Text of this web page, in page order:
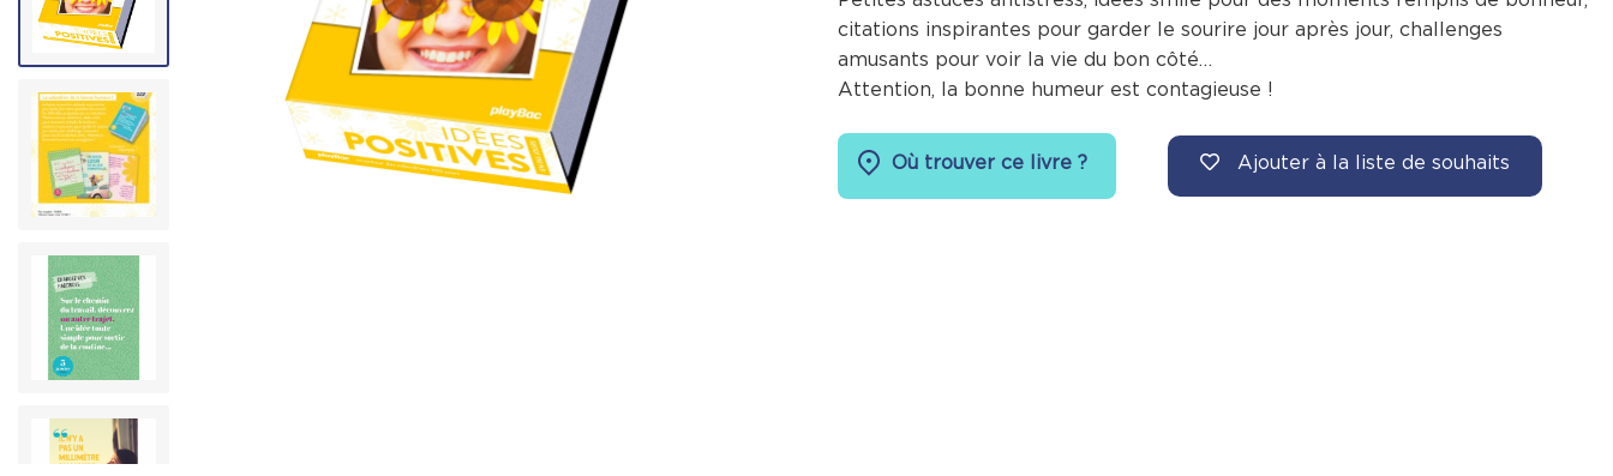
citations inspirantes pour garder le sourire jour après jour, challenges
amusants pour voir la vie du bon côté…
Attention, la bonne humeur est contagieuse !
Où trouver ce livre ? Ajouter à la liste de souhaits